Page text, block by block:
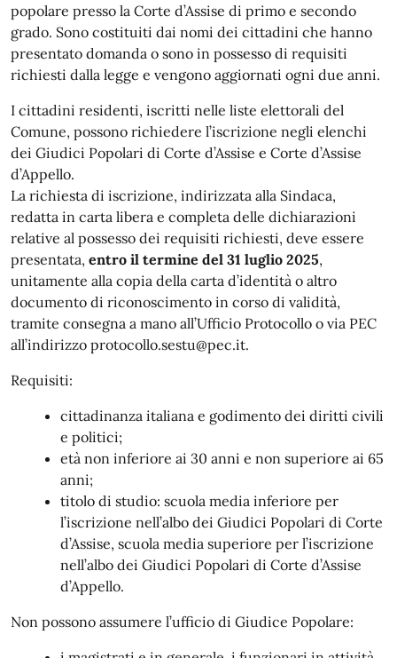
popolare presso la Corte d’Assise di primo e secondo
grado. Sono costituiti dai nomi dei cittadini che hanno
presentato domanda o sono in possesso di requisiti
richiesti dalla legge e vengono aggiornati ogni due anni.
I cittadini residenti, iscritti nelle liste elettorali del
Comune, possono richiedere l’iscrizione negli elenchi
dei Giudici Popolari di Corte d’Assise e Corte d’Assise
d’Appello.
La richiesta di iscrizione, indirizzata alla Sindaca,
redatta in carta libera e completa delle dichiarazioni
relative al possesso dei requisiti richiesti, deve essere
presentata, entro il termine del 31 luglio 2025,
unitamente alla copia della carta d’identità o altro
documento di riconoscimento in corso di validità,
tramite consegna a mano all’Ufficio Protocollo o via PEC
all’indirizzo protocollo.sestu@pec.it.
Requisiti:
cittadinanza italiana e godimento dei diritti civili
e politici;
età non inferiore ai 30 anni e non superiore ai 65
anni;
titolo di studio: scuola media inferiore per
l’iscrizione nell’albo dei Giudici Popolari di Corte
d’Assise, scuola media superiore per l’iscrizione
nell’albo dei Giudici Popolari di Corte d’Assise
d’Appello.
Non possono assumere l’ufficio di Giudice Popolare: